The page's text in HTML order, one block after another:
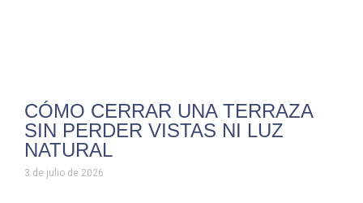
CÓMO CERRAR UNA TERRAZA
SIN PERDER VISTAS NI LUZ
NATURAL
3 de julio de 2026